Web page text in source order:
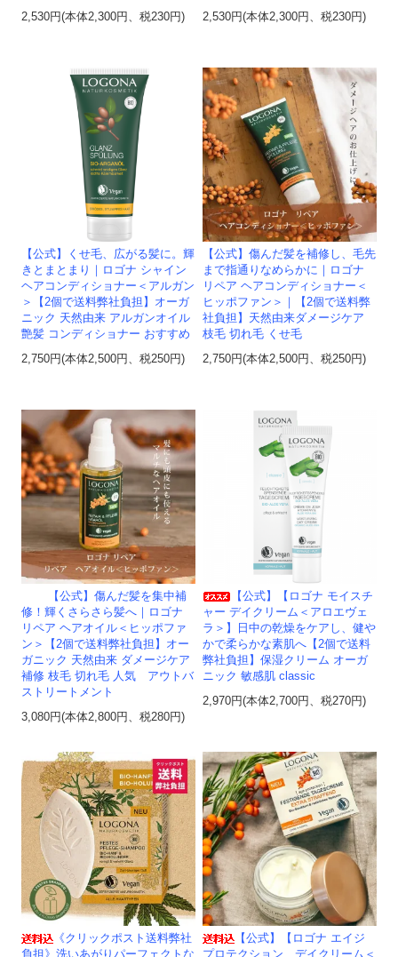
2,530円(本体2,300円、税230円)
2,530円(本体2,300円、税230円)
【公式】くせ毛、広がる髪に。輝
きとまとまり｜ロゴナ シャイン
ヘアコンディショナー＜アルガン
＞【2個で送料弊社負担】オーガ
ニック 天然由来 アルガンオイル
艶髪 コンディショナー おすすめ
2,750円(本体2,500円、税250円)
【公式】傷んだ髪を補修し、毛先
まで指通りなめらかに｜ロゴナ
リペア ヘアコンディショナー＜
ヒッポファン＞｜【2個で送料弊
社負担】天然由来ダメージケア
枝毛 切れ毛 くせ毛
2,750円(本体2,500円、税250円)
【公式】傷んだ髪を集中補
修！輝くさらさら髪へ｜ロゴナ
リペア ヘアオイル＜ヒッポファ
ン＞【2個で送料弊社負担】オー
ガニック 天然由来 ダメージケア
補修 枝毛 切れ毛 人気 アウトバ
ストリートメント
3,080円(本体2,800円、税280円)
【公式】【ロゴナ モイスチ
ャー デイクリーム＜アロエヴェ
ラ＞】日中の乾燥をケアし、健や
かで柔らかな素肌へ【2個で送料
弊社負担】保湿クリーム オーガ
ニック 敏感肌 classic
2,970円(本体2,700円、税270円)
《クリックポスト送料弊社
【公式】【ロゴナ エイジ